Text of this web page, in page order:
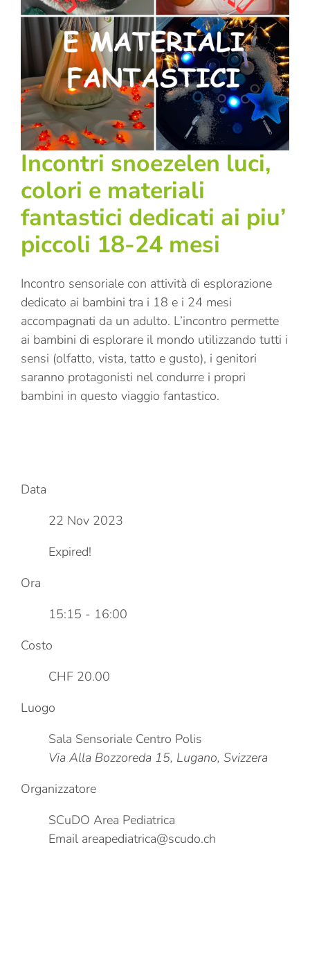
Incontri snoezelen luci,
colori e materiali
fantastici dedicati ai piu’
piccoli 18-24 mesi
Incontro sensoriale con attività di esplorazione
dedicato ai bambini tra i 18 e i 24 mesi
accompagnati da un adulto. L’incontro permette
ai bambini di esplorare il mondo utilizzando tutti i
sensi (olfatto, vista, tatto e gusto), i genitori
saranno protagonisti nel condurre i propri
bambini in questo viaggio fantastico.
Data
22 Nov 2023
Expired!
Ora
15:15 - 16:00
Costo
CHF 20.00
Luogo
Sala Sensoriale Centro Polis
Via Alla Bozzoreda 15, Lugano, Svizzera
Organizzatore
SCuDO Area Pediatrica
Email areapediatrica@scudo.ch